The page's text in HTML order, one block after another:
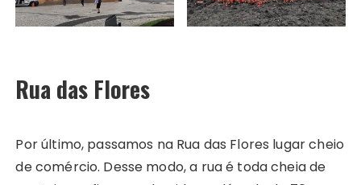
Rua das Flores
Por último, passamos na Rua das Flores lugar cheio
de comércio. Desse modo, a rua é toda cheia de